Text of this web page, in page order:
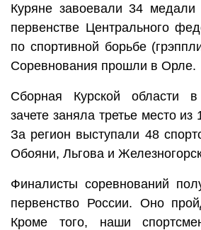
Куряне завоевали 34
первенстве Центрального
по спортивной борьбе
Соревнования прошли в Орле.
Сборная Курской области
зачете заняла третье место
За регион выступали 48
Обояни, Льгова и
Финалисты соревнований
первенство России. Оно
Кроме того, наши